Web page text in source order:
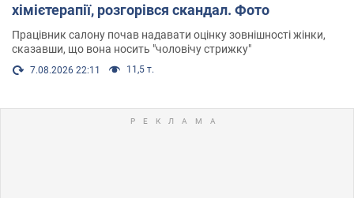
хімієтерапії, розгорівся скандал. Фото
Працівник салону почав надавати оцінку зовнішності жінки,
сказавши, що вона носить "чоловічу стрижку"
7.08.2026 22:11 11,5 т.